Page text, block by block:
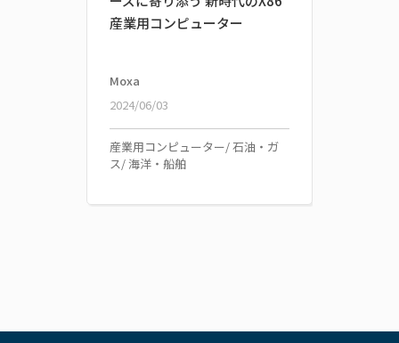
産業用コンピューター
Moxa
2024/06/03
産業用コンピューター/ 石油・ガ
ス/ 海洋・船舶